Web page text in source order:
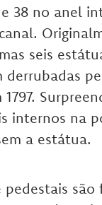
38 no anel
seis
derrubadas
internos na
a estátua.
pedestais